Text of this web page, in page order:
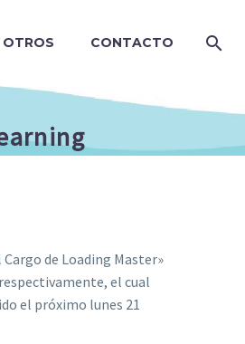
OTROS CONTACTO
de Loading Master»
el cual
el próximo lunes 21